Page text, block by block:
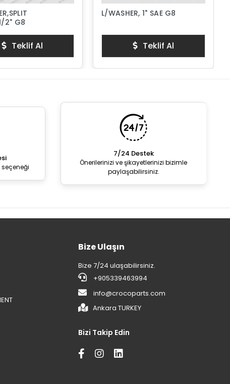
2" G8
Teklif Al
L/WASHER, 1" SAE G8
Teklif Al
7/24 Destek
Önerilerinizi ve şikayetlerinizi bizimle
paylaşabilirsiniz.
Bize Ulaşın
Bize 7/24 ulaşabilirsiniz.
+905339463994
info@crocoparts.com
Ankara TURKEY
Bizi Takip Edin